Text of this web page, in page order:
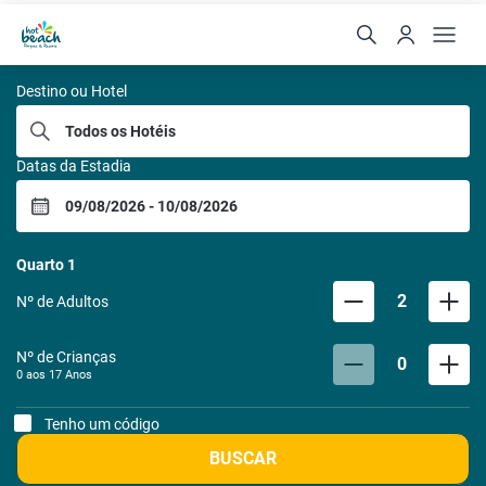
Hot Beach Parques e
Destino ou Hotel
Datas da Estadia
Quarto 1
Nº de Adultos 2
Nº de Crianças
0 aos 17 Anos 0
Tenho um código
BUSCAR